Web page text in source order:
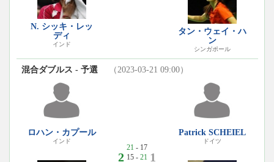
N. シッキ・レッ
ディ
インド
タン・ウェイ・ハ
ン
シンガポール
混合ダブルス - 予選 （2023-03-21 09:00）
ロハン・カプール
インド
2
21 - 17
15 - 21 1
Patrick SCHEIEL
ドイツ